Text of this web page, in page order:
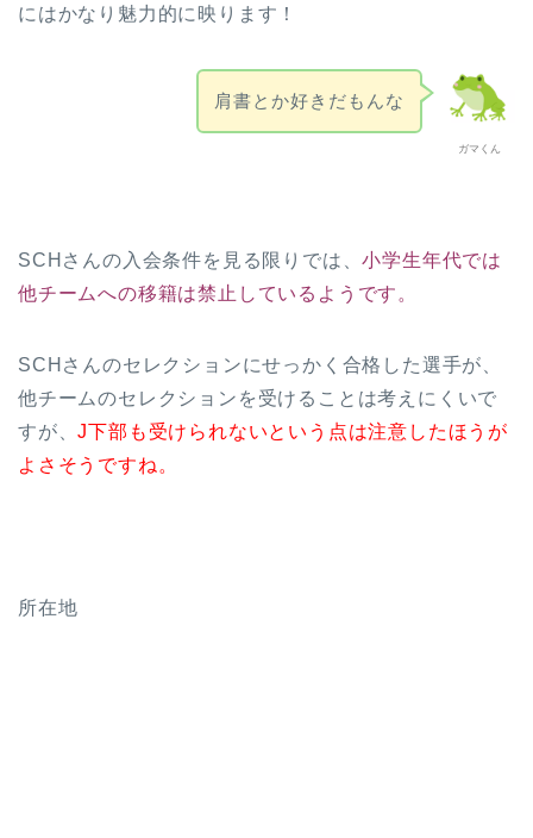
にはかなり魅力的に映ります！
ガマくん
肩書とか好きだもんな
SCHさんの入会条件を見る限りでは、小学生年代では
他チームへの移籍は禁止しているようです。
SCHさんのセレクションにせっかく合格した選手が、
他チームのセレクションを受けることは考えにくいで
すが、J下部も受けられないという点は注意したほうが
よさそうですね。
所在地